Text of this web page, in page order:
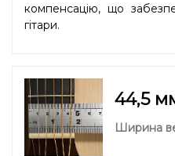
компенсацію, що
гітари.
44,5
Ширина